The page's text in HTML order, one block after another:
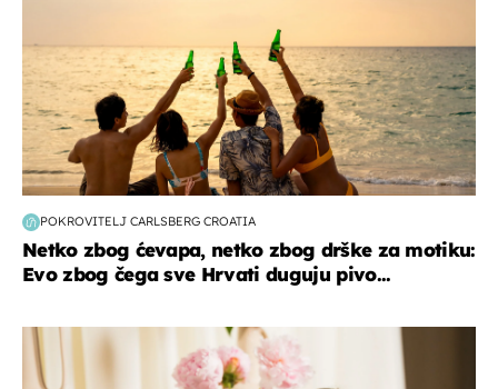
POKROVITELJ CARLSBERG CROATIA
Netko zbog ćevapa, netko zbog drške za motiku:
Evo zbog čega sve Hrvati duguju pivo...
moda & ljepota